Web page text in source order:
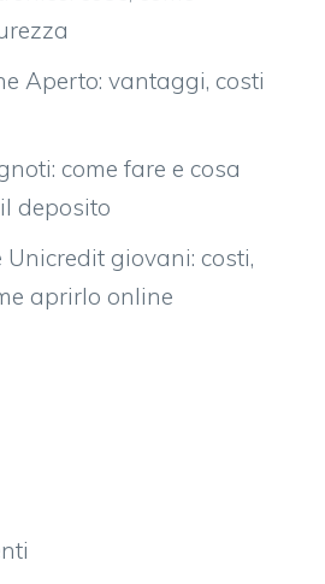
Aperto: vantaggi, costi
come fare e cosa
deposito
Unicredit giovani: costi,
aprirlo online